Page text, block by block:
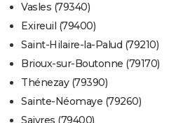
Vasles (79340)
Exireuil (79400)
Saint-Hilaire-la-Palud (79210)
Brioux-sur-Boutonne (79170)
Thénezay (79390)
Sainte-Néomaye (79260)
Saivres (79400)